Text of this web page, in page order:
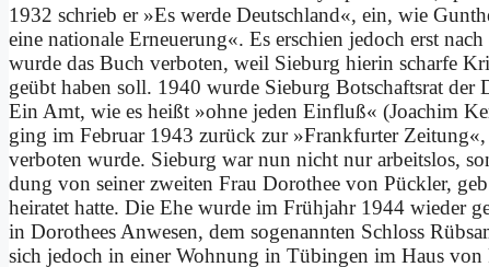
1932 schrieb er »Es wer­de Deutsch­land«, ein, wie
ei­ne na­tio­na­le Er­neue­rung«. Es er­schien je­doch erst
wur­de das Buch ver­bo­ten, weil Sieburg hier­in schar­fe
ge­übt ha­ben soll. 1940 wur­de Sieburg Bot­schafts­rat der
Ein Amt, wie es heißt »oh­ne je­den Ein­fluß« (Joa­chim
ging im Fe­bru­ar 1943 zu­rück zur »Frank­fur­ter
ver­bo­ten wur­de. Sieburg war nun nicht nur ar­beits­los,
dung von sei­ner zwei­ten Frau Do­ro­thee von Pück­ler,
hei­ra­tet hat­te. Die Ehe wur­de im Früh­jahr 1944 wie­der
in Do­ro­thees An­we­sen, dem so­ge­nann­ten Schloss
sich je­doch in ei­ner Woh­nung in Tü­bin­gen im Haus